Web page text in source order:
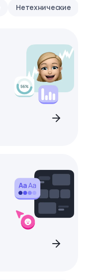
Нетехнические